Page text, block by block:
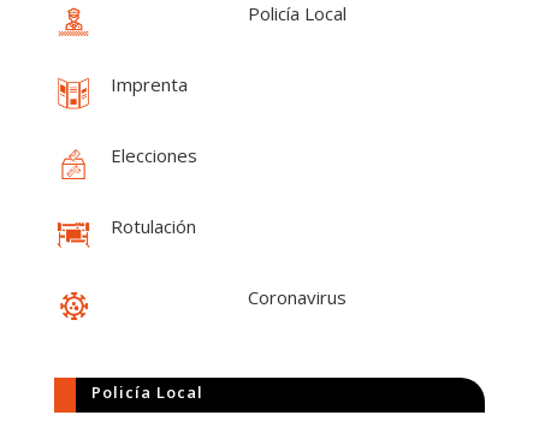
Policía Local
Imprenta
Elecciones
Rotulación
Coronavirus
Policía Local